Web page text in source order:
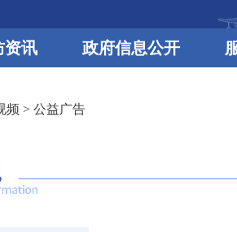
资讯 政府信息公开
频 > 公益广告